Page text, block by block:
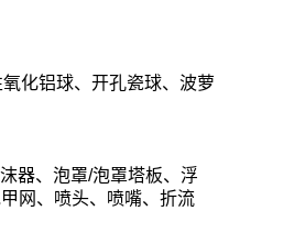
化铝球、开孔瓷球、波萝
器、泡罩/泡罩塔板、浮
网、喷头、喷嘴、折流